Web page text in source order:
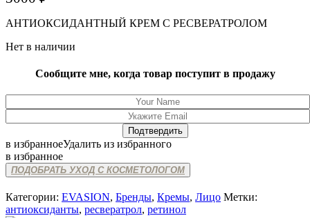
АНТИОКСИДАНТНЫЙ КРЕМ С РЕСВЕРАТРОЛОМ
Нет в наличии
Сообщите мне, когда товар поступит в продажу
в избранноеУдалить из избранного
в избранное
ПОДОБРАТЬ УХОД С КОСМЕТОЛОГОМ
Категории: EVASION, Бренды, Кремы, Лицо Метки:
антиоксиданты, ресвератрол, ретинол